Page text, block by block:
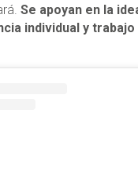
Se apoyan en la
individual y